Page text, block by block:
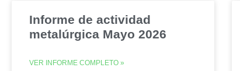
Informe de actividad
metalúrgica Mayo 2026
VER INFORME COMPLETO »